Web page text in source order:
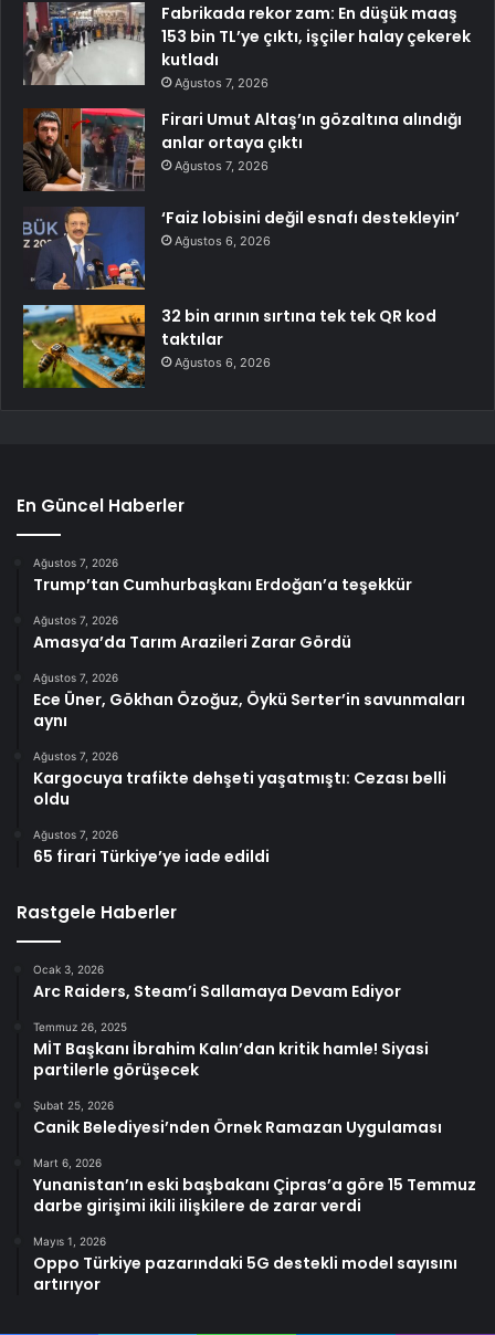
Fabrikada rekor zam: En düşük maaş
153 bin TL’ye çıktı, işçiler halay çekerek
kutladı
Ağustos 7, 2026
Firari Umut Altaş’ın gözaltına alındığı
anlar ortaya çıktı
Ağustos 7, 2026
‘Faiz lobisini değil esnafı destekleyin’
Ağustos 6, 2026
32 bin arının sırtına tek tek QR kod
taktılar
Ağustos 6, 2026
En Güncel Haberler
Ağustos 7, 2026
Trump’tan Cumhurbaşkanı Erdoğan’a teşekkür
Ağustos 7, 2026
Amasya’da Tarım Arazileri Zarar Gördü
Ağustos 7, 2026
Ece Üner, Gökhan Özoğuz, Öykü Serter’in savunmaları
aynı
Ağustos 7, 2026
Kargocuya trafikte dehşeti yaşatmıştı: Cezası belli
oldu
Ağustos 7, 2026
65 firari Türkiye’ye iade edildi
Rastgele Haberler
Ocak 3, 2026
Arc Raiders, Steam’i Sallamaya Devam Ediyor
Temmuz 26, 2025
MİT Başkanı İbrahim Kalın’dan kritik hamle! Siyasi
partilerle görüşecek
Şubat 25, 2026
Canik Belediyesi’nden Örnek Ramazan Uygulaması
Mart 6, 2026
Yunanistan’ın eski başbakanı Çipras’a göre 15 Temmuz
darbe girişimi ikili ilişkilere de zarar verdi
Mayıs 1, 2026
Oppo Türkiye pazarındaki 5G destekli model sayısını
artırıyor